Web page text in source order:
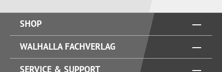
SHOP
WALHALLA FACHVERLAG
SERVICE & SUPPORT